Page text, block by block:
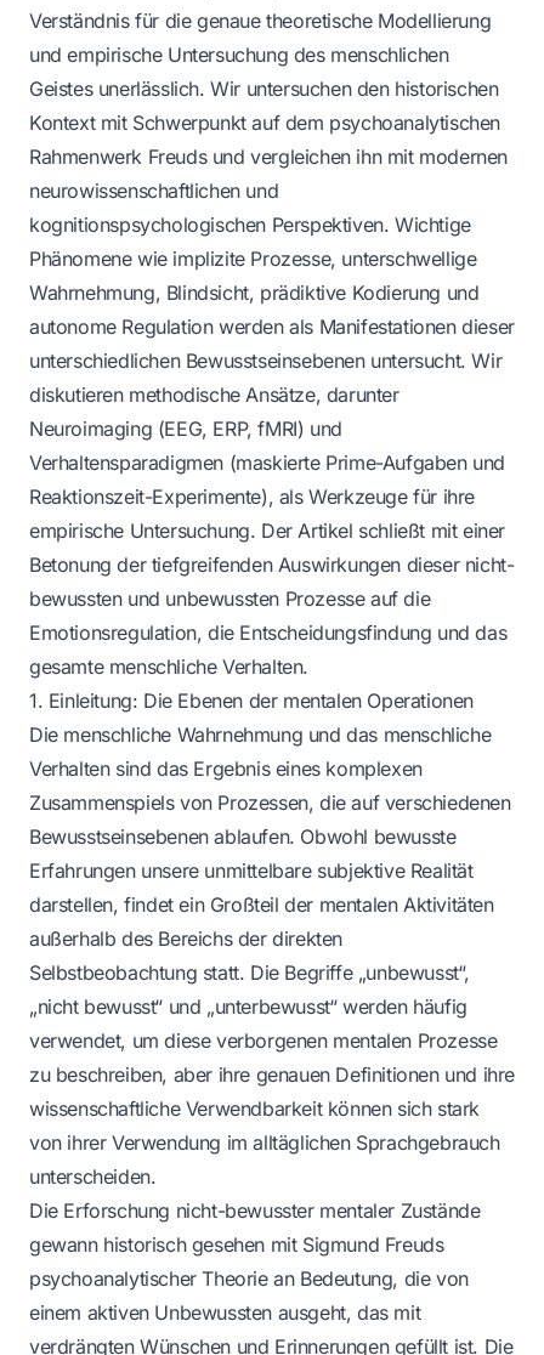
Verständnis für die genaue theoretische Modellierung
und empirische Untersuchung des menschlichen
Geistes unerlässlich. Wir untersuchen den historischen
Kontext mit Schwerpunkt auf dem psychoanalytischen
Rahmenwerk Freuds und vergleichen ihn mit modernen
neurowissenschaftlichen und
kognitionspsychologischen Perspektiven. Wichtige
Phänomene wie implizite Prozesse, unterschwellige
Wahrnehmung, Blindsicht, prädiktive Kodierung und
autonome Regulation werden als Manifestationen dieser
unterschiedlichen Bewusstseinsebenen untersucht. Wir
diskutieren methodische Ansätze, darunter
Neuroimaging (EEG, ERP, fMRI) und
Verhaltensparadigmen (maskierte Prime-Aufgaben und
Reaktionszeit-Experimente), als Werkzeuge für ihre
empirische Untersuchung. Der Artikel schließt mit einer
Betonung der tiefgreifenden Auswirkungen dieser nicht-
bewussten und unbewussten Prozesse auf die
Emotionsregulation, die Entscheidungsfindung und das
gesamte menschliche Verhalten.
1. Einleitung: Die Ebenen der mentalen Operationen
Die menschliche Wahrnehmung und das menschliche
Verhalten sind das Ergebnis eines komplexen
Zusammenspiels von Prozessen, die auf verschiedenen
Bewusstseinsebenen ablaufen. Obwohl bewusste
Erfahrungen unsere unmittelbare subjektive Realität
darstellen, findet ein Großteil der mentalen Aktivitäten
außerhalb des Bereichs der direkten
Selbstbeobachtung statt. Die Begriffe „unbewusst“,
„nicht bewusst“ und „unterbewusst“ werden häufig
verwendet, um diese verborgenen mentalen Prozesse
zu beschreiben, aber ihre genauen Definitionen und ihre
wissenschaftliche Verwendbarkeit können sich stark
von ihrer Verwendung im alltäglichen Sprachgebrauch
unterscheiden.
Die Erforschung nicht-bewusster mentaler Zustände
gewann historisch gesehen mit Sigmund Freuds
psychoanalytischer Theorie an Bedeutung, die von
einem aktiven Unbewussten ausgeht, das mit
verdrängten Wünschen und Erinnerungen gefüllt ist. Die